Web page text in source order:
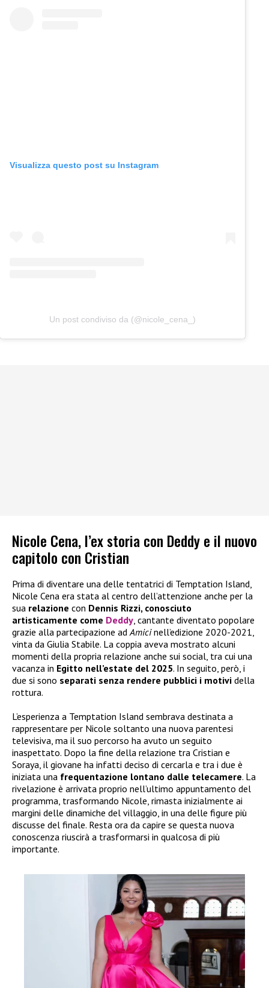
Visualizza questo post su Instagram
Un post condiviso da (@nicole_cena_)
Nicole Cena, l’ex storia con Deddy e il nuovo
capitolo con Cristian
Prima di diventare una delle tentatrici di Temptation Island,
Nicole Cena era stata al centro dell’attenzione anche per la
sua relazione con Dennis Rizzi, conosciuto
artisticamente come Deddy , cantante diventato popolare
grazie alla partecipazione ad Amicinell’edizione 2020-2021,
vinta da Giulia Stabile. La coppia aveva mostrato alcuni
momenti della propria relazione anche sui social, tra cui una
vacanza in Egitto nell’estate del 2025. In seguito, però, i
due si sono separati senza rendere pubblici i motivi della
rottura.
L’esperienza a Temptation Island sembrava destinata a
rappresentare per Nicole soltanto una nuova parentesi
televisiva, ma il suo percorso ha avuto un seguito
inaspettato. Dopo la fine della relazione tra Cristian e
Soraya, il giovane ha infatti deciso di cercarla e tra i due è
iniziata una frequentazione lontano dalle telecamere. La
rivelazione è arrivata proprio nell’ultimo appuntamento del
programma, trasformando Nicole, rimasta inizialmente ai
margini delle dinamiche del villaggio, in una delle figure più
discusse del finale. Resta ora da capire se questa nuova
conoscenza riuscirà a trasformarsi in qualcosa di più
importante.